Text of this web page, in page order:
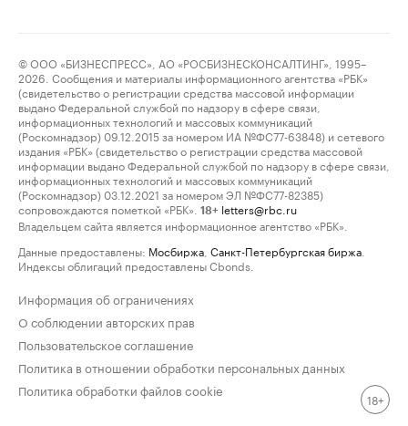
© ООО «БИЗНЕСПРЕСС», АО «РОСБИЗНЕСКОНСАЛТИНГ», 1995–
2026. Сообщения и материалы информационного агентства «РБК»
(свидетельство о регистрации средства массовой информации
выдано Федеральной службой по надзору в сфере связи,
информационных технологий и массовых коммуникаций
(Роскомнадзор) 09.12.2015 за номером ИА №ФС77-63848) и сетевого
издания «РБК» (свидетельство о регистрации средства массовой
информации выдано Федеральной службой по надзору в сфере связи,
информационных технологий и массовых коммуникаций
(Роскомнадзор) 03.12.2021 за номером ЭЛ №ФС77-82385)
сопровождаются пометкой «РБК».
18+ letters@rbc.ru
Владельцем сайта является информационное агентство «РБК».
Данные предоставлены: Мосбиржа Санкт-Петербургская биржа
Индексы облигаций предоставлены Cbonds.
Информация об ограничениях
О соблюдении авторских прав
Пользовательское соглашение
Политика в отношении обработки персональных данных
Политика обработки файлов cookie
18+